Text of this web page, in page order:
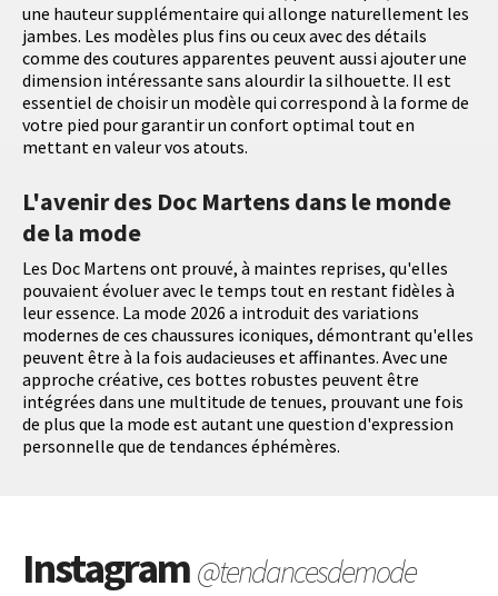
une hauteur supplémentaire qui allonge naturellement les
jambes. Les modèles plus fins ou ceux avec des détails
comme des coutures apparentes peuvent aussi ajouter une
dimension intéressante sans alourdir la silhouette. Il est
essentiel de choisir un modèle qui correspond à la forme de
votre pied pour garantir un confort optimal tout en
mettant en valeur vos atouts.
L'avenir des Doc Martens dans le monde
de la mode
Les Doc Martens ont prouvé, à maintes reprises, qu'elles
pouvaient évoluer avec le temps tout en restant fidèles à
leur essence. La mode 2026 a introduit des variations
modernes de ces chaussures iconiques, démontrant qu'elles
peuvent être à la fois audacieuses et affinantes. Avec une
approche créative, ces bottes robustes peuvent être
intégrées dans une multitude de tenues, prouvant une fois
de plus que la mode est autant une question d'expression
personnelle que de tendances éphémères.
Instagram@tendancesdemode